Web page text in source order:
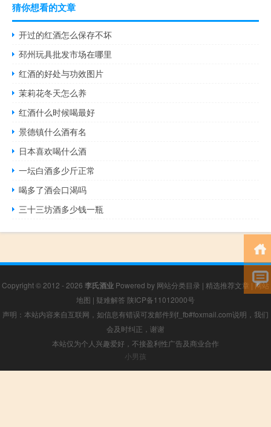
猜你想看的文章
开过的红酒怎么保存不坏
邳州玩具批发市场在哪里
红酒的好处与功效图片
茉莉花冬天怎么养
红酒什么时候喝最好
景德镇什么酒有名
日本喜欢喝什么酒
一坛白酒多少斤正常
喝多了酒会口渴吗
三十三坊酒多少钱一瓶
Copyright © 2012 - 2026 李氏酒业 Powered by 网站分类目录 | 精选推荐文章 |网站
地图 | 疑难解答 陕ICP备11012000号
声明：本站内容来自互联网，如信息有错误可发邮件到f_fb#foxmail.com说明，我们
会及时纠正，谢谢
本站仅为个人兴趣爱好，不接盈利性广告及商业合作
小男孩